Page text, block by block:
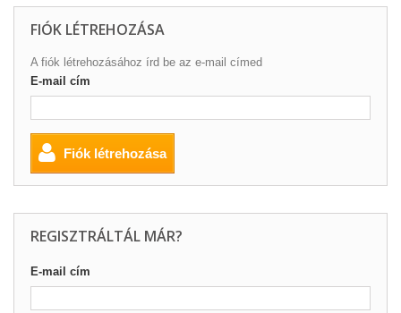
FIÓK LÉTREHOZÁSA
A fiók létrehozásához írd be az e-mail címed
E-mail cím
Fiók létrehozása
REGISZTRÁLTÁL MÁR?
E-mail cím